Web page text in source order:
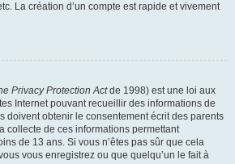
La création d’un compte est rapide et vivement
Privacy Protection Actde 1998) est une loi aux
Internet pouvant recueillir des informations de
doivent obtenir le consentement écrit des parents
collecte de ces informations permettant
de 13 ans. Si vous n’êtes pas sûr que cela
vous enregistrez ou que quelqu’un le fait à